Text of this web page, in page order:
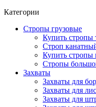
Категории
Стропы грузовые
Купить стропы
Строп
Купить стропы
Стропы
Захваты
Захваты для
Захваты для
Захваты для